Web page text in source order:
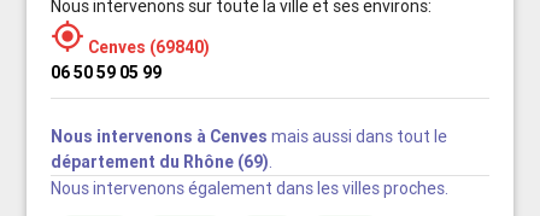
Nous intervenons sur toute la ville et ses environs:
 Cenves (69840)
06 50 59 05 99
Nous intervenons à Cenves mais aussi dans tout le
département du Rhône (69).
Nous intervenons également dans les villes proches.